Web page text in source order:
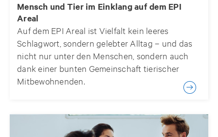
Mensch und Tier im Einklang auf dem EPI
Areal
Auf dem EPI Areal ist Vielfalt kein leeres
Schlagwort, sondern gelebter Alltag – und das
nicht nur unter den Menschen, sondern auch
dank einer bunten Gemeinschaft tierischer
Mitbewohnenden.